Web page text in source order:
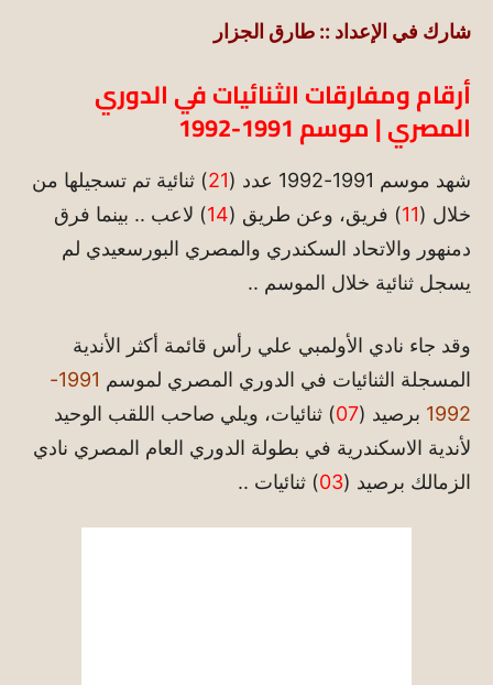
شارك في الإعداد :: طارق الجزار
أرقام ومفارقات الثنائيات في الدوري
المصري | موسم 1991-1992
شهد موسم 1991-1992 عدد ( 21) ثنائية تم تسجيلها من
خلال (11) فريق، وعن طريق (14) لاعب .. بينما فرق
دمنهور والاتحاد السكندري والمصري البورسعيدي لم
يسجل ثنائية خلال الموسم ..
وقد جاء نادي الأولمبي علي رأس قائمة أكثر الأندية
المسجلة الثنائيات في الدوري المصري لموسم
1991-
1992 برصيد (07) ثنائيات، ويلي صاحب اللقب الوحيد
لأندية الاسكندرية في بطولة الدوري العام المصري نادي
الزمالك برصيد (03) ثنائيات ..